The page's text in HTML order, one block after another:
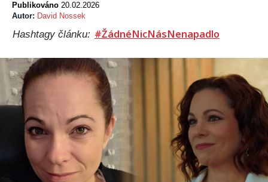
Publikováno 20.02.2026
Autor: David Nossek
Hashtagy článku: #ŽádnéNicNásNenapadlo